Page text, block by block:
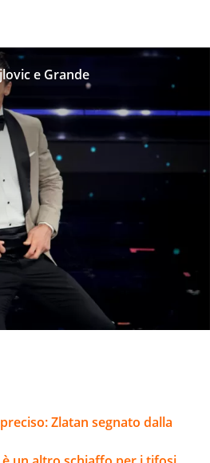
e Grande
Zlatan segnato dalla